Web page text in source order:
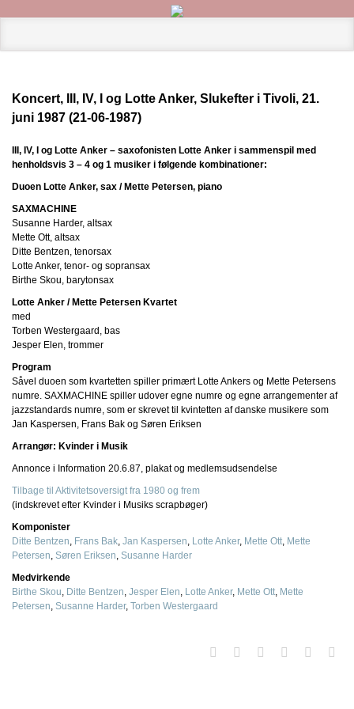
Koncert, III, IV, I og Lotte Anker, Slukefter i Tivoli, 21.
juni 1987 (21-06-1987)
III, IV, I og Lotte Anker – saxofonisten Lotte Anker i sammenspil med
henholdsvis 3 – 4 og 1 musiker i følgende kombinationer:
Duoen Lotte Anker, sax / Mette Petersen, piano
SAXMACHINE
Susanne Harder, altsax
Mette Ott, altsax
Ditte Bentzen, tenorsax
Lotte Anker, tenor- og sopransax
Birthe Skou, barytonsax
Lotte Anker / Mette Petersen Kvartet
med
Torben Westergaard, bas
Jesper Elen, trommer
Program
Såvel duoen som kvartetten spiller primært Lotte Ankers og Mette Petersens
numre. SAXMACHINE spiller udover egne numre og egne arrangementer af
jazzstandards numre, som er skrevet til kvintetten af danske musikere som
Jan Kaspersen, Frans Bak og Søren Eriksen
Arrangør: Kvinder i Musik
Annonce i Information 20.6.87, plakat og medlemsudsendelse
Tilbage til Aktivitetsoversigt fra 1980 og frem
(indskrevet efter Kvinder i Musiks scrapbøger)
Komponister
Ditte Bentzen, Frans Bak, Jan Kaspersen, Lotte Anker, Mette Ott, Mette
Petersen, Søren Eriksen, Susanne Harder
Medvirkende
Birthe Skou, Ditte Bentzen, Jesper Elen, Lotte Anker, Mette Ott, Mette
Petersen, Susanne Harder, Torben Westergaard